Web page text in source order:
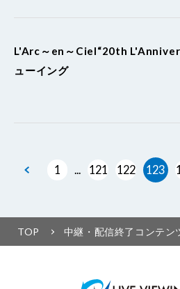
L'Arc～en～Ciel“20th
ューイング
1 ... 121 122 123
TOP 中継・配信終了コンテン